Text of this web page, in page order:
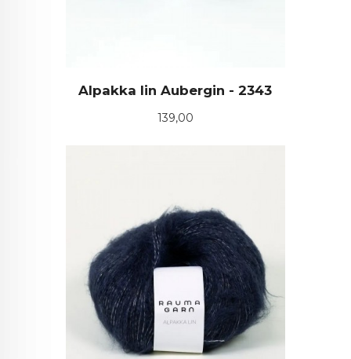
Alpakka lin Aubergin - 2343
Pris
139,00